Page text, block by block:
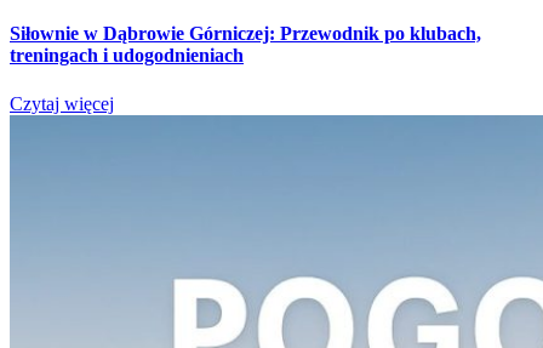
Siłownie w Dąbrowie Górniczej: Przewodnik po klubach,
treningach i udogodnieniach
Czytaj więcej